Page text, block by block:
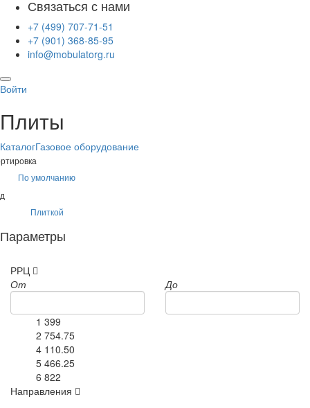
Связаться с нами
+7 (499) 707-71-51
+7 (901) 368-85-95
info@mobulatorg.ru
Войти
Плиты
КаталогГазовое оборудование
По умолчанию
Плиткой
Параметры
РРЦ
От
До
1 399
2 754.75
4 110.50
5 466.25
6 822
Направления